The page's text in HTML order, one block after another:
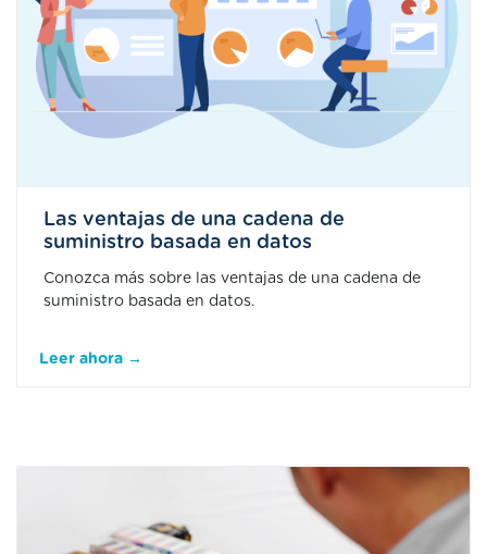
Las ventajas de una cadena de
suministro basada en datos
Conozca más sobre las ventajas de una cadena de
suministro basada en datos.
Leer ahora →